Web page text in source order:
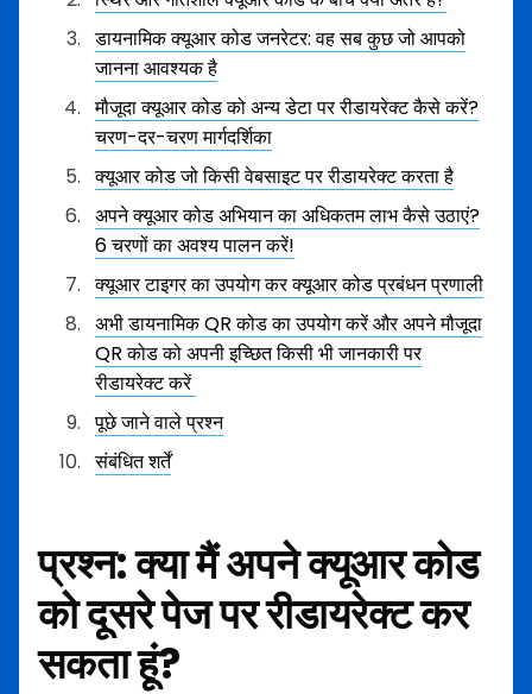
डायनामिक क्यूआर कोड जनरेटर: वह सब कुछ जो आपको
जानना आवश्यक है
मौजूदा क्यूआर कोड को अन्य डेटा पर रीडायरेक्ट कैसे करें?
चरण-दर-चरण मार्गदर्शिका
क्यूआर कोड जो किसी वेबसाइट पर रीडायरेक्ट करता है
अपने क्यूआर कोड अभियान का अधिकतम लाभ कैसे उठाएं?
6 चरणों का अवश्य पालन करें!
क्यूआर टाइगर का उपयोग कर क्यूआर कोड प्रबंधन प्रणाली
अभी डायनामिक QR कोड का उपयोग करें और अपने मौजूदा
QR कोड को अपनी इच्छित किसी भी जानकारी पर
रीडायरेक्ट करें
पूछे जाने वाले प्रश्न
संबंधित शर्तें
प्रश्न: क्या मैं अपने क्यूआर कोड
को दूसरे पेज पर रीडायरेक्ट कर
सकता हूं?